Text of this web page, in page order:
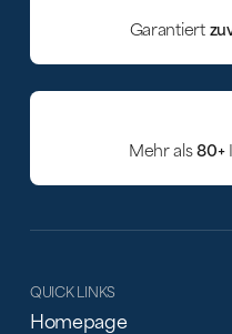
Garantiert
Mehr als80+
QUICK LINKS
Homepage